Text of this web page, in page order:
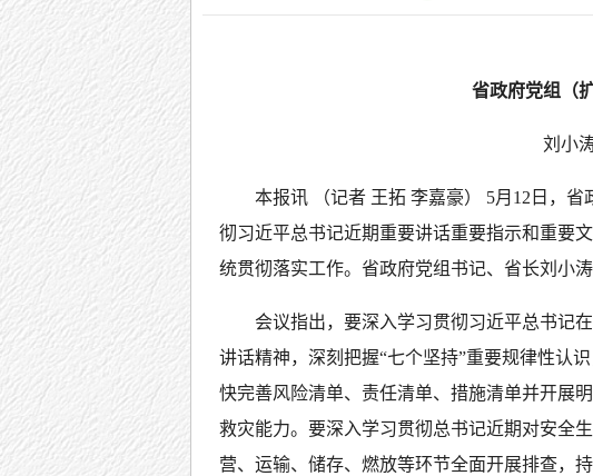
省政府党组（
刘小
本报讯 （记者 王拓 李嘉豪） 5月12日，
彻习近平总书记近期重要讲话重要指示和重要
统贯彻落实工作。省政府党组书记、省长刘小涛
会议指出，要深入学习贯彻习近平总书记
讲话精神，深刻把握“七个坚持”重要规律性认
快完善风险清单、责任清单、措施清单并开展
救灾能力。要深入学习贯彻总书记近期对安全
营、运输、储存、燃放等环节全面开展排查，